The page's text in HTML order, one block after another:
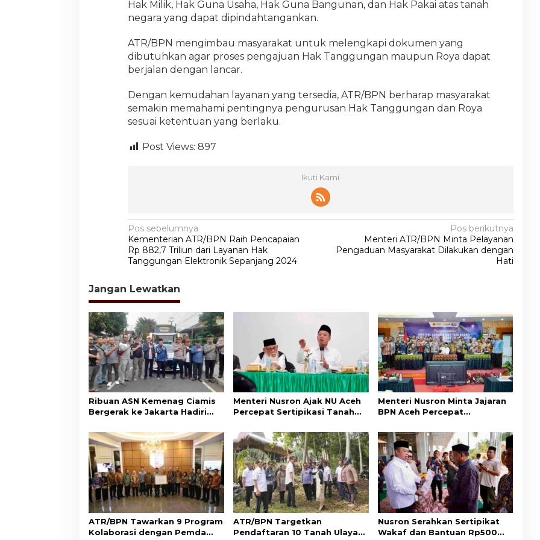
Hak Milik, Hak Guna Usaha, Hak Guna Bangunan, dan Hak Pakai atas tanah
negara yang dapat dipindahtangankan.
ATR/BPN mengimbau masyarakat untuk melengkapi dokumen yang
dibutuhkan agar proses pengajuan Hak Tanggungan maupun Roya dapat
berjalan dengan lancar.
Dengan kemudahan layanan yang tersedia, ATR/BPN berharap masyarakat
semakin memahami pentingnya pengurusan Hak Tanggungan dan Roya
sesuai ketentuan yang berlaku.
Post Views: 897
Ikuti Kami
N
a
v
i
g
a
s
i
p
o
s
Pos sebelumnya
Kementerian ATR/BPN Raih Pencapaian
Rp 882,7 Triliun dari Layanan Hak
Tanggungan Elektronik Sepanjang 2024
Pos berikutnya
Menteri ATR/BPN Minta Pelayanan
Pengaduan Masyarakat Dilakukan dengan
Hati
Jangan Lewatkan
Ribuan ASN Kemenag Ciamis
Bergerak ke Jakarta Hadiri
Menteri Nusron Ajak NU Aceh
Percepat Sertipikasi Tanah
Aset Umat
Menteri Nusron Minta Jajaran
BPN Aceh Percepat
Pertanahan Berbasis
Kepuasan Masyarakat
ATR/BPN Tawarkan 9 Program
Kolaborasi dengan Pemda
ATR/BPN Targetkan
Pendaftaran 10 Tanah Ulayat
Nusron Serahkan Sertipikat
Wakaf dan Bantuan Rp500